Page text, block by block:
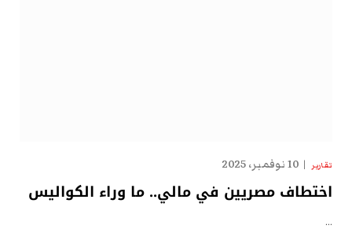
تقارير 10 نوفمبر، 2025
اختطاف مصريين في مالي.. ما وراء الكواليس
…